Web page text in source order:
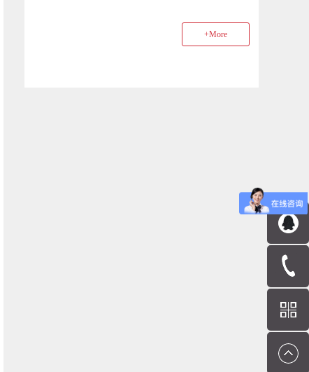
+More
坚守与突破，写下的硬核答卷。一、...
为红光的 62%（405nm/655nm≈0.62），相同光学系
度、高适配” 为设计核心，为您的工艺控制与质量检
测提供可靠技术支撑。以下为各产品系列的详细介